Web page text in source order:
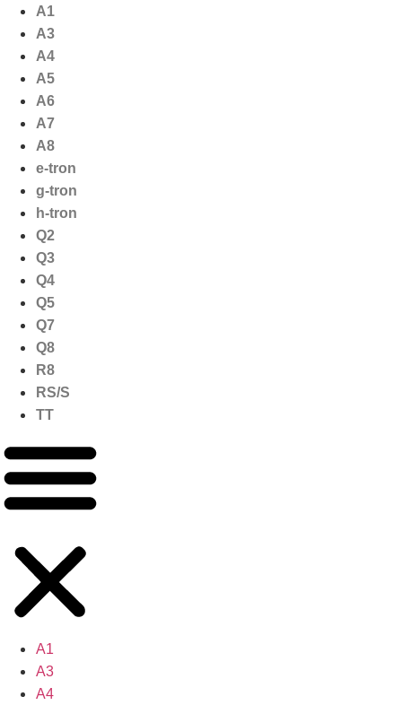
naar
inhoud
A1
A3
A4
A5
A6
A7
A8
e-tron
g-tron
h-tron
Q2
Q3
Q4
Q5
Q7
Q8
R8
RS/S
TT
A1
A3
A4